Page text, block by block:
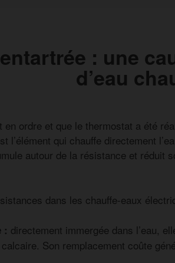
: une
d’eau
en ordre et que le thermostat a été
l’élément qui chauffe directement
autour de la résistance et réduit
dans les chauffe-eaux
: directement immergée dans l’eau,
Son remplacement coûte